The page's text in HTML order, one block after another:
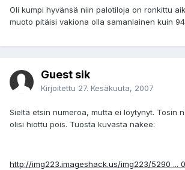
Oli kumpi hyvänsä niin palotiloja on ronkittu
muoto pitäisi vakiona olla samanlainen kuin
Guest sik
Kirjoitettu 27. Kesäkuuta, 2007
Sieltä etsin numeroa, mutta ei löytynyt. Tosin
olisi hiottu pois. Tuosta kuvasta näkee:
http://img223.imageshack.us/img223/5290 ...